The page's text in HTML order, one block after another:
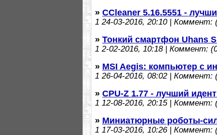
» CCleaner 5.16.5551 -
1 24-03-2016, 20:10 | Коммент:
» Тонкий смартфон Uhans
1 2-02-2016, 10:18 | Коммент:
» MSI Aegis: компьютер с
1 26-04-2016, 08:02 | Коммент:
» CPU-Z 1.77 - лучший
1 12-08-2016, 20:15 | Коммент:
» Миниатюрные роботы-
1 17-03-2016, 10:26 | Коммент: